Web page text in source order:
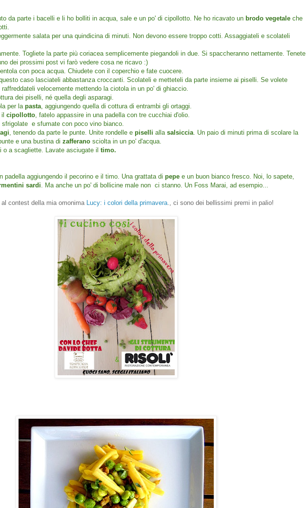
da parte i bacelli e li ho bolliti in acqua, sale e un po' di cipollotto. Ne ho ricavato un brodo vegetale che
salata per una quindicina di minuti. Non devono essere troppo cotti. Assaggiateli e scolateli
Togliete la parte più coriacea semplicemente piegandoli in due. Si spaccheranno nettamente. Tenete
dei prossimi post vi farò vedere cosa ne ricavo :)
con poca acqua. Chiudete con il coperchio e fate cuocere.
caso lasciateli abbastanza croccanti. Scolateli e metteteli da parte insieme ai piselli. Se volete
velocemente mettendo la ciotola in un po' di ghiaccio.
dei piselli, né quella degli asparagi.
per la pasta , aggiungendo quella di cottura di entrambi gli ortaggi.
cipollotto , fatelo appassire in una padella con tre cucchiai d'olio.
sfrigolate e sfumate con poco vino bianco.
, tenendo da parte le punte. Unite rondelle e piselli alla salsiccia . Un paio di minuti prima di scolare la
e una bustina di zafferano sciolta in un po' d'acqua.
o a scagliette. Lavate asciugate il timo.
padella aggiungendo il pecorino e il timo. Una grattata di pepe e un buon bianco fresco. Noi, lo sapete,
sardi . Ma anche un po' di bollicine male non ci stanno. Un Foss Marai, ad esempio...
contest della mia omonima Lucy: i colori della primavera ., ci sono dei bellissimi premi in palio!